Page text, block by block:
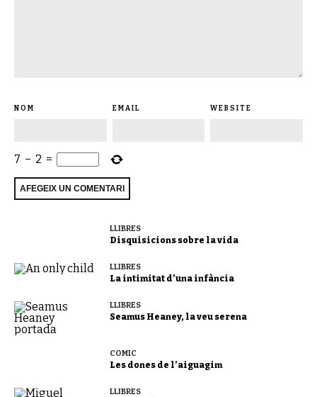
NOM EMAIL WEBSITE
7 − 2 =
LLIBRES
Disquisicions sobre la vida
LLIBRES
La intimitat d’una infància
LLIBRES
Seamus Heaney, la veu serena
CÒMIC
Les dones de l’aiguagim
LLIBRES